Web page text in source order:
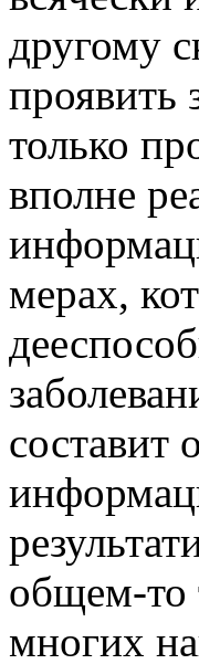
другому
проявить
только
вполне
мерах,
составит
общем-то
многих